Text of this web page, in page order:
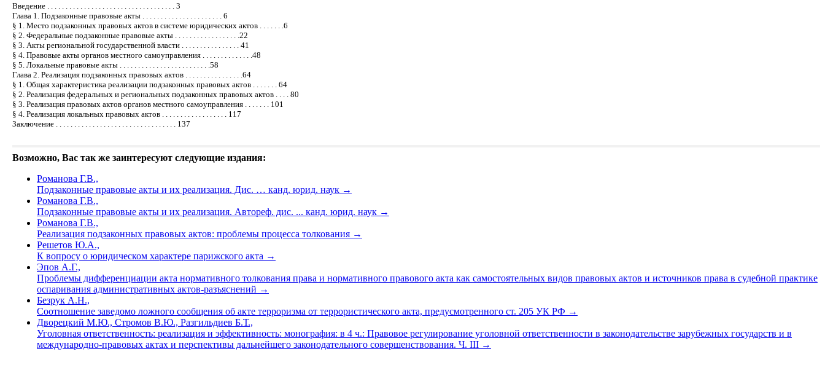
Введение . . . . . . . . . . . . . . . . . . . . . . . . . . . . . . . . . . . 3
Глава 1. Подзаконные правовые акты . . . . . . . . . . . . . . . . . . . . . . 6
§ 1. Место подзаконных правовых актов в системе юридических актов . . . . . . .6
§ 2. Федеральные подзаконные правовые акты . . . . . . . . . . . . . . . . . .22
§ 3. Акты региональной государственной власти . . . . . . . . . . . . . . . . 41
§ 4. Правовые акты органов местного самоуправления . . . . . . . . . . . . . .48
§ 5. Локальные правовые акты . . . . . . . . . . . . . . . . . . . . . . . . .58
Глава 2. Реализация подзаконных правовых актов . . . . . . . . . . . . . . . .64
§ 1. Общая характеристика реализации подзаконных правовых актов . . . . . . . 64
§ 2. Реализация федеральных и региональных подзаконных правовых актов . . . . 80
§ 3. Реализация правовых актов органов местного самоуправления . . . . . . . 101
§ 4. Реализация локальных правовых актов . . . . . . . . . . . . . . . . . . 117
Заключение . . . . . . . . . . . . . . . . . . . . . . . . . . . . . . . . . 137
Возможно, Вас так же заинтересуют следующие издания:
Романова Г.В.,
Подзаконные правовые акты и их реализация. Дис. … канд. юрид. наук →
Романова Г.В.,
Подзаконные правовые акты и их реализация. Автореф. дис. ... канд. юрид. наук →
Романова Г.В.,
Реализация подзаконных правовых актов: проблемы процесса толкования →
Решетов Ю.А.,
К вопросу о юридическом характере парижского акта →
Эпов А.Г.,
Проблемы дифференциации акта нормативного толкования права и нормативного правового акта как самостоятельных видов правовых актов и источников права в судебной практике
оспаривания административных актов-разъяснений →
Безрук А.Н.,
Соотношение заведомо ложного сообщения об акте терроризма от террористического акта, предусмотренного ст. 205 УК РФ →
Дворецкий М.Ю., Стромов В.Ю., Разгильдиев Б.Т.,
Уголовная ответственность: реализация и эффективность: монография: в 4 ч.: Правовое регулирование уголовной ответственности в законодательстве зарубежных государств и в
международно-правовых актах и перспективы дальнейшего законодательного совершенствования. Ч. III →